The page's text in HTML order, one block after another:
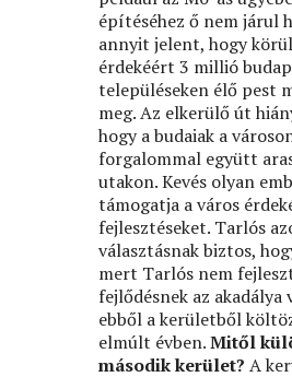
építéséhez ő nem járul
annyit jelent, hogy
érdekéért 3 millió
településeken élő pest
meg. Az elkerülő út
hogy a budaiak a
forgalommal együtt
utakon. Kevés olyan
támogatja a város
fejlesztéseket. Tarlós
választásnak biztos,
mert Tarlós nem
fejlődésnek az
ebből a kerületből
elmúlt évben.Mitől
második kerület? A